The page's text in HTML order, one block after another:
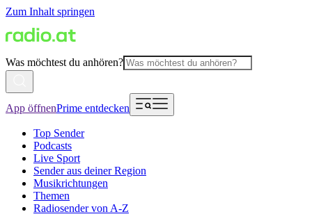
Zum Inhalt springen
Was möchtest du anhören?
App öffnenPrime entdecken
Top Sender
Podcasts
Live Sport
Sender aus deiner Region
Musikrichtungen
Themen
Radiosender von A-Z